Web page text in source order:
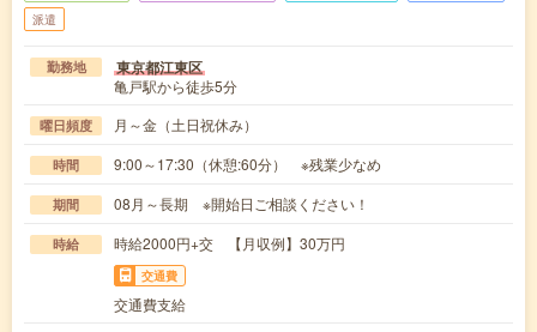
派遣
勤務地 東京都江東区
亀戸駅から徒歩5分
曜日頻度 月～金（土日祝休み）
時間 9:00～17:30（休憩:60分） ※残業少なめ
期間 08月～長期 ※開始日ご相談ください！
時給 時給2000円+交 【月収例】30万円
交通費
交通費支給